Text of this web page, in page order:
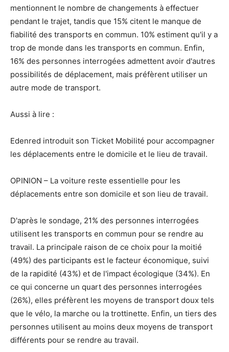
mentionnent le nombre de changements à effectuer
pendant le trajet, tandis que 15% citent le manque de
fiabilité des transports en commun. 10% estiment qu'il y a
trop de monde dans les transports en commun. Enfin,
16% des personnes interrogées admettent avoir d'autres
possibilités de déplacement, mais préfèrent utiliser un
autre mode de transport.
Aussi à lire :
Edenred introduit son Ticket Mobilité pour accompagner
les déplacements entre le domicile et le lieu de travail.
OPINION – La voiture reste essentielle pour les
déplacements entre son domicile et son lieu de travail.
D'après le sondage, 21% des personnes interrogées
utilisent les transports en commun pour se rendre au
travail. La principale raison de ce choix pour la moitié
(49%) des participants est le facteur économique, suivi
de la rapidité (43%) et de l'impact écologique (34%). En
ce qui concerne un quart des personnes interrogées
(26%), elles préfèrent les moyens de transport doux tels
que le vélo, la marche ou la trottinette. Enfin, un tiers des
personnes utilisent au moins deux moyens de transport
différents pour se rendre au travail.